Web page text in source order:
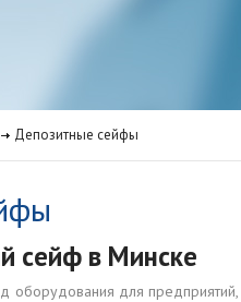
Депозитные сейфы
сейф в Минске
для